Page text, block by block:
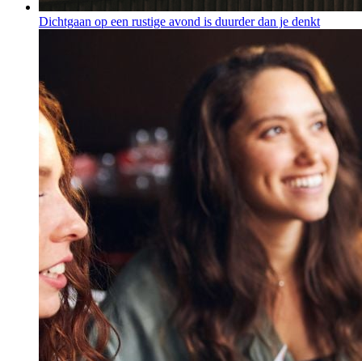
Dichtgaan op een rustige avond is duurder dan je denkt